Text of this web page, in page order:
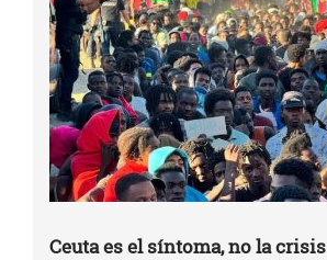
Ceuta es el síntoma, no la crisis